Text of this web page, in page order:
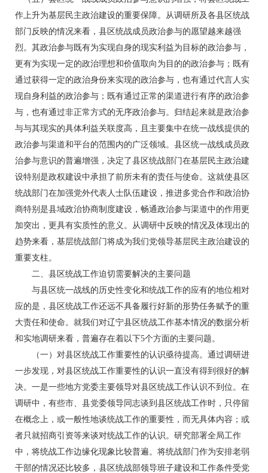
作上升为基层民主政治建设的重要保障。从调研所及各县区统战
部门反映的情况来看，县区统战成员政治参与的愿望越来越强
烈。其政治参与既有为实现自身的现实利益为目标的政治参与，
更有为实现一定的政治理想和价值取向为目的的政治参与；既有
通过获得一定的政治身份来实现的政治参与，也有通过代言人实
现自身利益的政治参与；既有通过正常的渠道进行有序的政治参
与，也有通过非正常方式的无序政治参与。归结起来就是政治参
与与其现实的具体利益关联度高，且主要集中在统一战线提供的
政治参与渠道和平台的范围内的广泛领域。县区统一战线成员政
治参与意识的普遍增强，决定了县区统战部门在基层民主政治建
设特别是政权建设中承担了前所未有的责任与使命。这就使县区
统战部门在加强党外代表人士队伍建设，推进多党合作和政治协
商特别是县域政治协商制度建设，畅通政治参与渠道中的作用更
加突出，更具有实质性的意义。从调研中反映的情况及体现出的
趋势来看，基层统战部门将成为我们党领导基层民主政治建设的
重要支柱。
二、县区统战工作迫切需要解决的主要问题
与县区统一战线的历史性变化和统战工作的应有的地位相对
应的是，县区统战工作还远不具备履行好新的形势任务赋予的重
大责任和使命。就我们对辽宁县区统战工作基本情况的数据分析
和实地调研来看，普遍存在着以下5个方面的主要问题。
（一）对县区统战工作重要性的认识亟待提高。通过调研进
一步发现，对县区统战工作重要性的认识一直没有得到很好的解
决。一是一些地方党委主要领导对县区统战工作认识不到位。在
调研中，有些市、县党委领导同志谈到县区统战工作时，只停留
在概念上，或一般性地谈统战工作的重要性，而无具体内容；或
者只就招商引资等来谈对统战工作的认识。研究部署全局工作
中，将统战工作边缘化现象比较普遍。将统战部门作为安排老弱
干部的情况还比较多，县区统战部领导班子建设和工作条件受党